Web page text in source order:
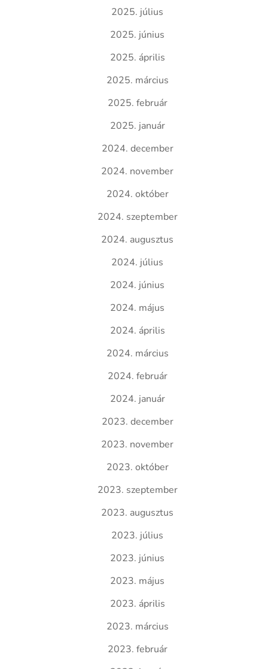
2025. július
2025. június
2025. április
2025. március
2025. február
2025. január
2024. december
2024. november
2024. október
2024. szeptember
2024. augusztus
2024. július
2024. június
2024. május
2024. április
2024. március
2024. február
2024. január
2023. december
2023. november
2023. október
2023. szeptember
2023. augusztus
2023. július
2023. június
2023. május
2023. április
2023. március
2023. február